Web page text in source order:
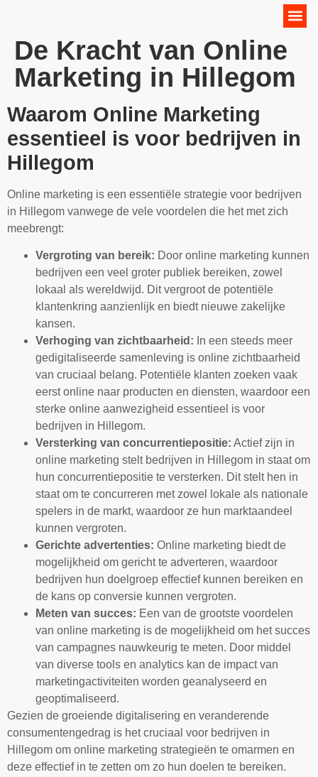
De Kracht van Online
Marketing in Hillegom
Waarom Online Marketing
essentieel is voor bedrijven in
Hillegom
Online marketing is een essentiële strategie voor bedrijven
in Hillegom vanwege de vele voordelen die het met zich
meebrengt:
Vergroting van bereik: Door online marketing kunnen
bedrijven een veel groter publiek bereiken, zowel
lokaal als wereldwijd. Dit vergroot de potentiële
klantenkring aanzienlijk en biedt nieuwe zakelijke
kansen.
Verhoging van zichtbaarheid: In een steeds meer
gedigitaliseerde samenleving is online zichtbaarheid
van cruciaal belang. Potentiële klanten zoeken vaak
eerst online naar producten en diensten, waardoor een
sterke online aanwezigheid essentieel is voor
bedrijven in Hillegom.
Versterking van concurrentiepositie: Actief zijn in
online marketing stelt bedrijven in Hillegom in staat om
hun concurrentiepositie te versterken. Dit stelt hen in
staat om te concurreren met zowel lokale als nationale
spelers in de markt, waardoor ze hun marktaandeel
kunnen vergroten.
Gerichte advertenties: Online marketing biedt de
mogelijkheid om gericht te adverteren, waardoor
bedrijven hun doelgroep effectief kunnen bereiken en
de kans op conversie kunnen vergroten.
Meten van succes: Een van de grootste voordelen
van online marketing is de mogelijkheid om het succes
van campagnes nauwkeurig te meten. Door middel
van diverse tools en analytics kan de impact van
marketingactiviteiten worden geanalyseerd en
geoptimaliseerd.
Gezien de groeiende digitalisering en veranderende
consumentengedrag is het cruciaal voor bedrijven in
Hillegom om online marketing strategieën te omarmen en
deze effectief in te zetten om zo hun doelen te bereiken.